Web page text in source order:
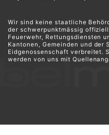
Wir sind keine staatliche
der schwerpunktmässig
Feuerwehr, Rettungsdiensten
Kantonen, Gemeinden und der
Eidgenossenschaft verbreitet.
werden von uns mit